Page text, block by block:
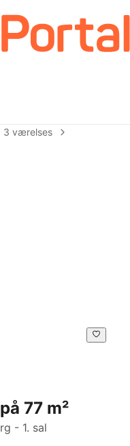
3 værelses
77 m²
- 1. sal